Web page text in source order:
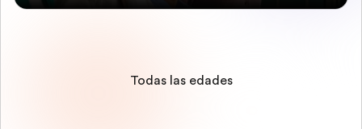
Todas las edades